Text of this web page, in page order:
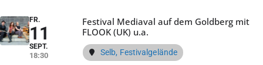
FR.
11
SEPT.
18:30
Festival Mediaval auf dem Goldberg mit
FLOOK (UK) u.a.
Selb, Festivalgelände